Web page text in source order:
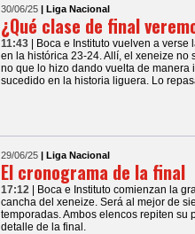
30/06/25 | Liga Nacional
¿Qué clase de final
11:43
| Boca e Instituto vuelven a
en la histórica 23-24. Allí, el xeneize no
no que lo hizo dando vuelta de manera
sucedido en la historia liguera. Lo
29/06/25 | Liga Nacional
El cronograma de la final
17:12
| Boca e Instituto comienzan la
cancha del xeneize. Será al mejor de
temporadas. Ambos elencos repiten su
detalle de la final.